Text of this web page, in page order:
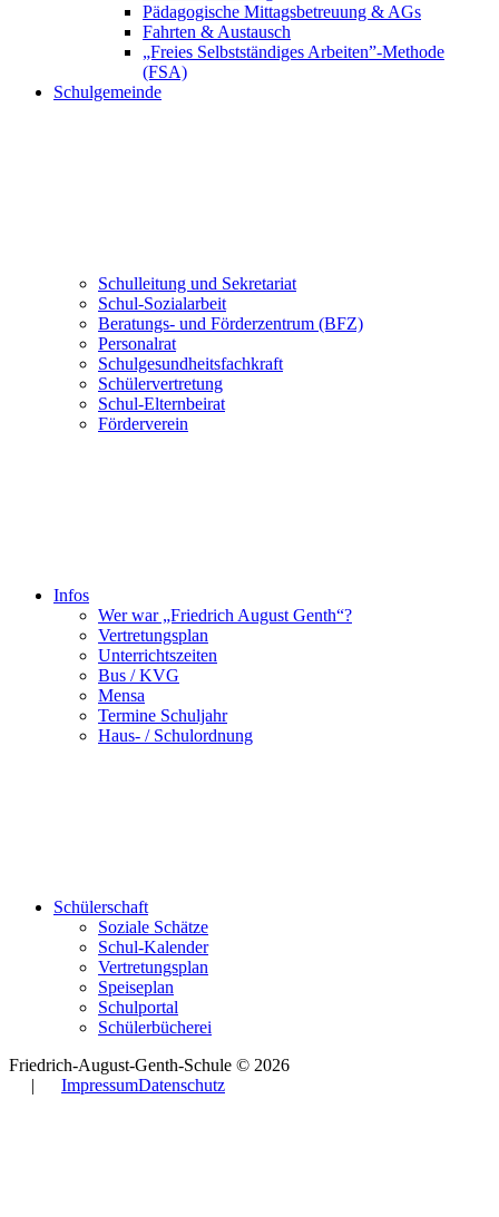
Pädagogische Mittagsbetreuung & AGs
Fahrten & Austausch
„Freies Selbstständiges Arbeiten”-Methode
(FSA)
Schulgemeinde
Schulleitung und Sekretariat
Schul-Sozialarbeit
Beratungs- und Förderzentrum (BFZ)
Personalrat
Schulgesundheitsfachkraft
Schülervertretung
Schul-Elternbeirat
Förderverein
Infos
Wer war „Friedrich August Genth“?
Vertretungsplan
Unterrichtszeiten
Bus / KVG
Mensa
Termine Schuljahr
Haus- / Schulordnung
Schülerschaft
Soziale Schätze
Schul-Kalender
Vertretungsplan
Speiseplan
Schulportal
Schülerbücherei
Friedrich-August-Genth-Schule © 2026
| ImpressumDatenschutz